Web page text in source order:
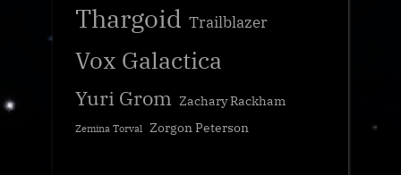
Thargoid Trailblazer
Vox Galactica
Yuri Grom Zachary Rackham
Zemina Torval Zorgon Peterson